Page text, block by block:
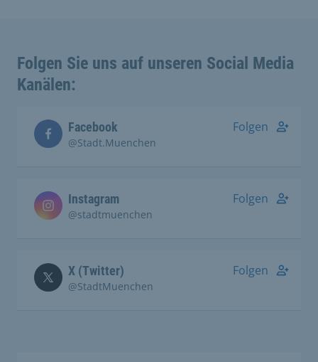
Folgen Sie uns auf unseren Social Media
Kanälen:
Facebook
@Stadt.Muenchen
Folgen
Instagram
@stadtmuenchen
Folgen
X (Twitter)
@StadtMuenchen
Folgen